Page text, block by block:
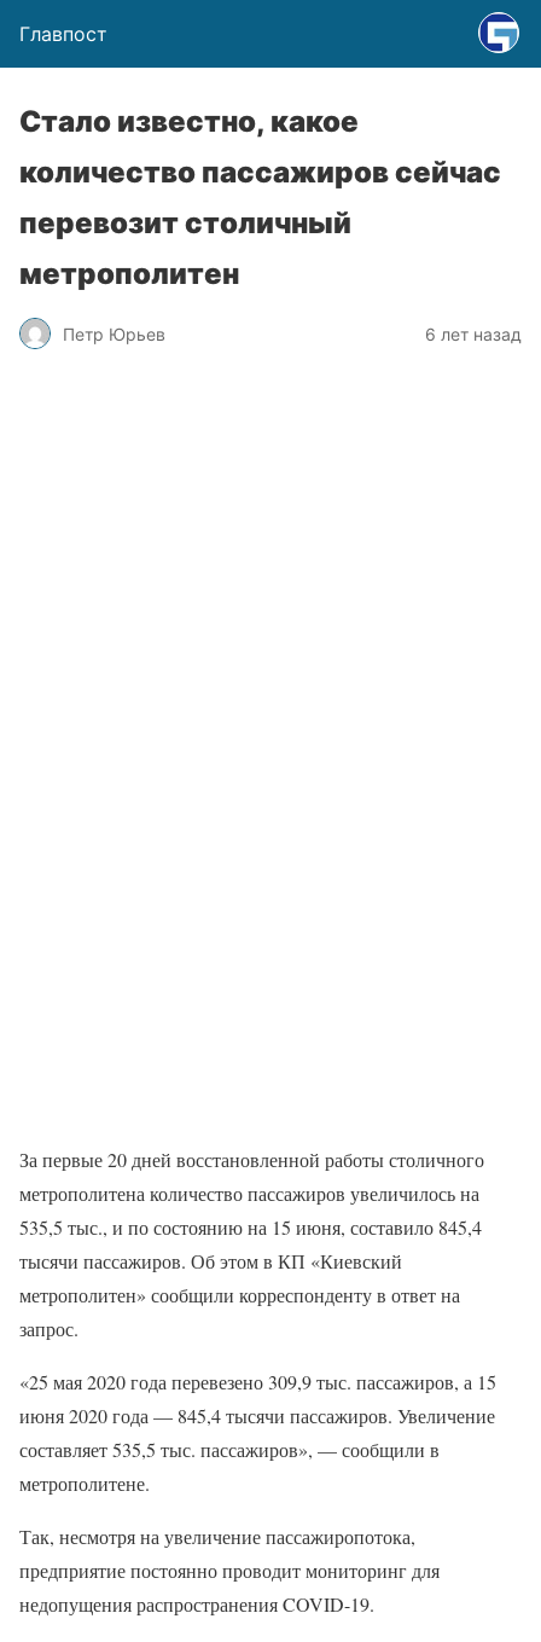
Главпост
Стало известно, какое
количество пассажиров сейчас
перевозит столичный
метрополитен
Петр Юрьев 6 лет назад
За первые 20 дней восстановленной работы столичного
метрополитена количество пассажиров увеличилось на
535,5 тыс., и по состоянию на 15 июня, составило 845,4
тысячи пассажиров. Об этом в КП «Киевский
метрополитен» сообщили корреспонденту в ответ на
запрос.
«25 мая 2020 года перевезено 309,9 тыс. пассажиров, а 15
июня 2020 года — 845,4 тысячи пассажиров. Увеличение
составляет 535,5 тыс. пассажиров», — сообщили в
метрополитене.
Так, несмотря на увеличение пассажиропотока,
предприятие постоянно проводит мониторинг для
недопущения распространения COVID-19.